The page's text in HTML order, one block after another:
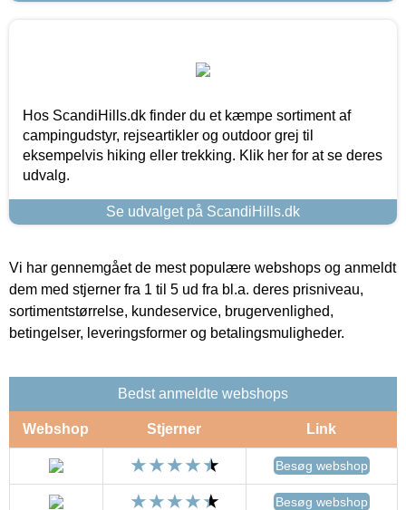
Hos ScandiHills.dk finder du et kæmpe sortiment af
campingudstyr, rejseartikler og outdoor grej til
eksempelvis hiking eller trekking. Klik her for at se deres
udvalg.
Se udvalget på ScandiHills.dk
Vi har gennemgået de mest populære webshops og anmeldt
dem med stjerner fra 1 til 5 ud fra bl.a. deres prisniveau,
sortimentstørrelse, kundeservice, brugervenlighed,
betingelser, leveringsformer og betalingsmuligheder.
Bedst anmeldte webshops
Webshop Stjerner Link
Besøg webshop
Besøg webshop